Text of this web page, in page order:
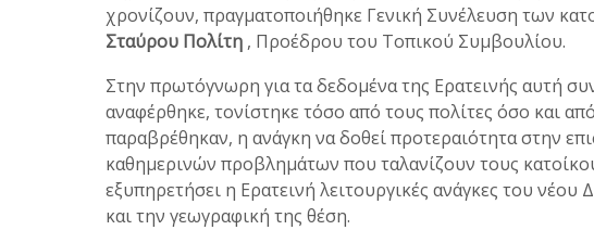
χρονίζουν, πραγματοποιήθηκε Γενική Συνέλευση των
Σταύρου Πολίτη , Προέδρου του Τοπικού Συμβουλίου.
Στην πρωτόγνωρη για τα δεδομένα της Ερατεινής αυτή
αναφέρθηκε, τονίστηκε τόσο από τους πολίτες όσο και
παραβρέθηκαν, η ανάγκη να δοθεί προτεραιότητα στην
καθημερινών προβλημάτων που ταλανίζουν τους
εξυπηρετήσει η Ερατεινή λειτουργικές ανάγκες του
και την γεωγραφική της θέση.